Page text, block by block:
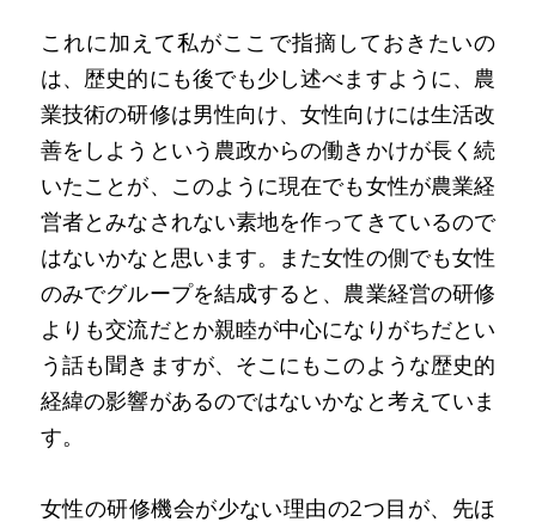
これに加えて私がここで指摘しておきたいの
は、歴史的にも後でも少し述べますように、農
業技術の研修は男性向け、女性向けには生活改
善をしようという農政からの働きかけが長く続
いたことが、このように現在でも女性が農業経
営者とみなされない素地を作ってきているので
はないかなと思います。また女性の側でも女性
のみでグループを結成すると、農業経営の研修
よりも交流だとか親睦が中心になりがちだとい
う話も聞きますが、そこにもこのような歴史的
経緯の影響があるのではないかなと考えていま
す。
女性の研修機会が少ない理由の2つ目が、先ほ